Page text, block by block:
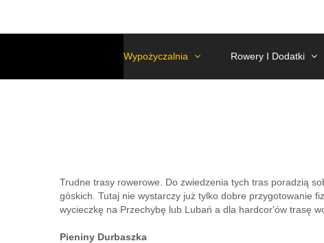
Wypożyczalnia Rowery I Dodatki
Trudne trasy rowerowe. Do zwiedzenia tych tras poradzią
góskich. Tutaj nie wystarczy już tylko dobre przygotowanie
wycieczkę na Przechybę lub Lubań a dla hardcor'ów trasę
Pieniny Durbaszka